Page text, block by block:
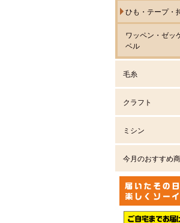
ひも・テープ・
ワッペン・ゼッ
ベル
毛糸
クラフト
ミシン
今月のおすすめ